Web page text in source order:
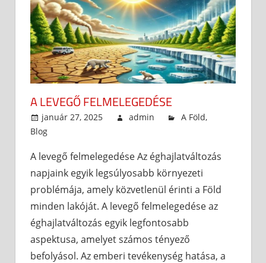
A LEVEGŐ FELMELEGEDÉSE
január 27, 2025 admin A Föld,
Blog
A levegő felmelegedése Az éghajlatváltozás
napjaink egyik legsúlyosabb környezeti
problémája, amely közvetlenül érinti a Föld
minden lakóját. A levegő felmelegedése az
éghajlatváltozás egyik legfontosabb
aspektusa, amelyet számos tényező
befolyásol. Az emberi tevékenység hatása, a